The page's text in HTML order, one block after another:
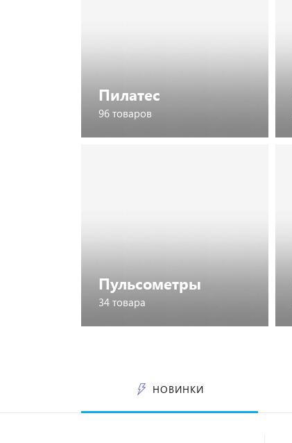
Пилатес
96 товаров
Пульсометры
34 товара
НОВИНКИ